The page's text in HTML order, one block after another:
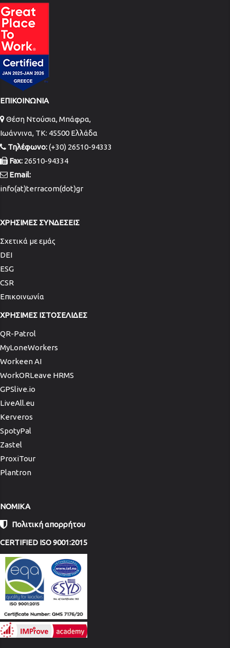
ΕΠΙΚΟΙΝΩΝΙΑ
Θέση Ντούσια, Μπάφρα,
Ιωάννινα, TK: 45500 Ελλάδα
Τηλέφωνο:(+30) 26510-94333
Fax: 26510-94334
Email:
info(at)terracom(dot)gr
ΧΡΗΣΙΜΕΣ ΣΥΝΔΕΣΕΙΣ
Σχετικά με εμάς
DEI
ESG
CSR
Επικοινωνία
ΧΡΗΣΙΜΕΣ ΙΣΤΟΣΕΛΙΔΕΣ
QR-Patrol
MyLoneWorkers
Workeen AI
WorkORLeave HRMS
GPSlive.io
LiveAll.eu
Kerveros
SpotyPal
Zastel
ProxiTour
Plantron
NOMIKA
Πολιτική απορρήτου
CERTIFIED ISO 9001:2015